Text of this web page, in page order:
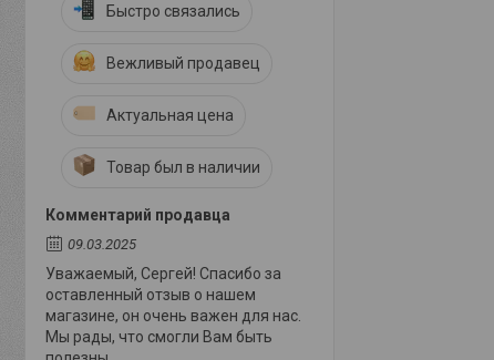
Быстро связались
Вежливый продавец
Актуальная цена
Товар был в наличии
Комментарий продавца
09.03.2025
Уважаемый, Сергей! Спасибо за
оставленный отзыв о нашем
магазине, он очень важен для нас.
Мы рады, что смогли Вам быть